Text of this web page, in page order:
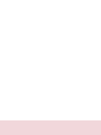
رنگی